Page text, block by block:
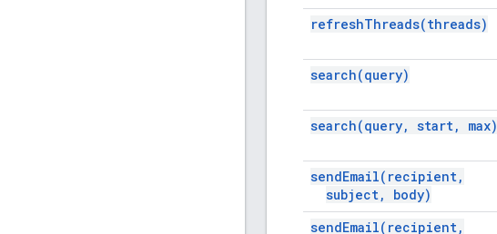
refreshThreads(threads)
search(query)
search(query, start, max)
sendEmail( recipient,
subject, body)
sendEmail( recipient,